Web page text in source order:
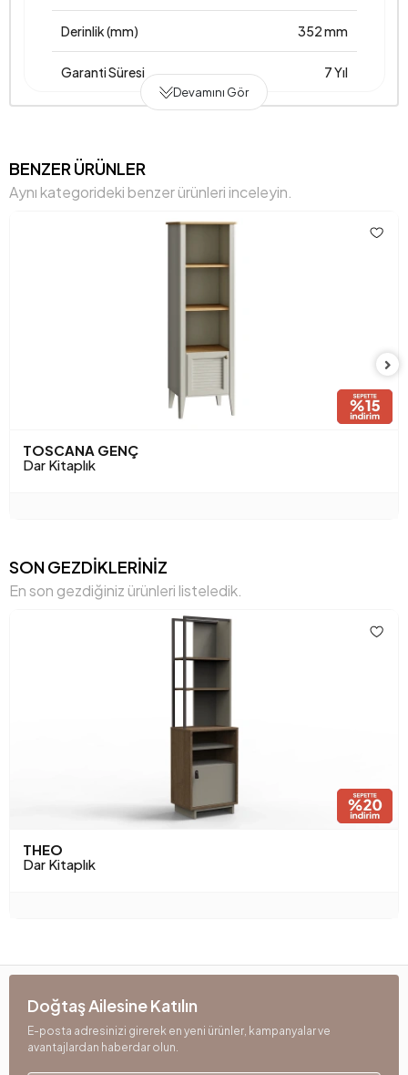
Derinlik (mm) 352 mm
Garanti Süresi 7 Yıl
Hacim (m3) 0,072 m3
Devamını Gör
BENZER ÜRÜNLER
Aynı kategorideki benzer ürünleri inceleyin.
TOSCANA GENÇ
Dar Kitaplık
SON GEZDİKLERİNİZ
En son gezdiğiniz ürünleri listeledik.
THEO
Dar Kitaplık
Doğtaş Ailesine Katılın
E-posta adresinizi girerek en yeni ürünler, kampanyalar ve
avantajlardan haberdar olun.